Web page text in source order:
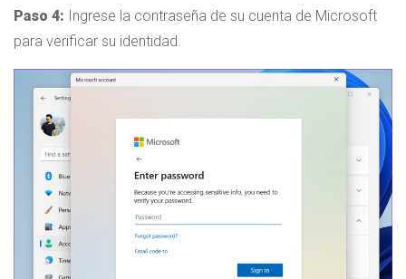
Paso 4: Ingrese la contraseña de su cuenta de Microsoft
para verificar su identidad.